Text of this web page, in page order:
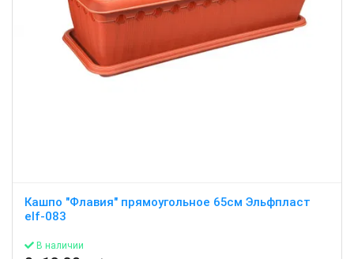
Кашпо "Флавия" прямоугольное 65см Эльфпласт
elf-083
В наличии